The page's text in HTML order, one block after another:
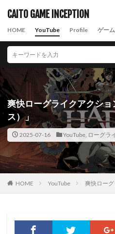
CAITO GAME INCEPTION
HOME YouTube Profile ゲー
爽快ローグライクアクショ
ス）」
2025-07-16 YouTube, ローグラ
HOME YouTube 爽快ロー